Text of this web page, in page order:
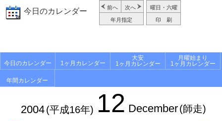
今日のカレンダー 前へ 次へ
年月指定
曜日・六曜
印 刷
今日のカレンダー 1ヶ月カレンダー
大安
1ヶ月カレンダー
月曜始まり
1ヶ月カレンダー
年間カレンダー
2004(平成16年) 12 December(師走)